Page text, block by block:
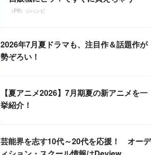
（PR）ジハンピ
2026年7月夏ドラマも、注目作＆話題作が
勢ぞろい！
【夏アニメ2026】7月期夏の新アニメを一
挙紹介！
芸能界を志す10代～20代を応援！ オーデ